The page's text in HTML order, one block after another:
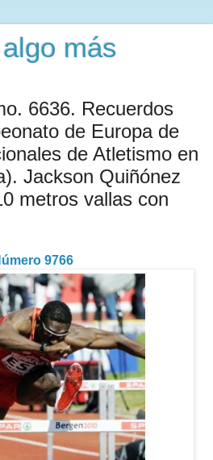
más
6636. Recuerdos
de Europa de
de Atletismo en
Jackson Quiñónez
metros vallas con
9766